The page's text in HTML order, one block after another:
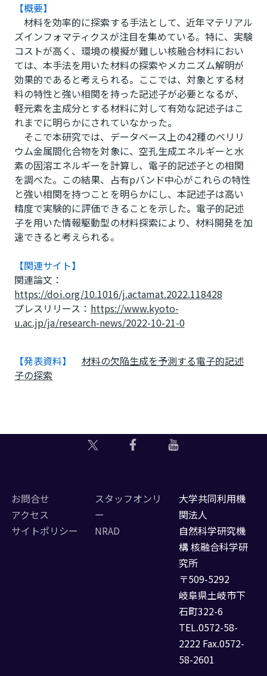
【概要】
材料を効率的に探索する手法として、近年マテリアル
ズインフォマティクスが注目を集めている。特に、実験
コストが高く、環境の模擬が難しい核融合材料におい
ては、本手法を用いた材料の探索やメカニズム解明が
効果的であると考えられる。ここでは、対象とする材
料の特性と強い相関を持った記述子が必要となるが、
軽元素を主成分とする材料に対して有効な記述子はこ
れまでに明らかにされていなかった。
そこで本研究では、データベース上の42種のベリリ
ウム金属間化合物を対象に、空孔生成エネルギーと水
素の固溶エネルギーを計算し、電子的記述子との相関
を調べた。この結果、占有pバンド中心がこれらの特性
と強い相関を持つことを明らかにし、本記述子は高い
精度で実験的に評価できることを示した。電子的記述
子を用いた情報駆動型の材料探索により、材料開発を加
速できると考えられる。
【関連サイト】
関連論文：
https://doi.org/10.1016/j.actamat.2022.118428
プレスリリース： https://www.kyoto-
u.ac.jp/ja/research-news/2022-10-21-0
【発表資料】
材料の欠陥生成を予測する電子的記述
子の探索
お問合せ
アクセス
サイトポリシー
スタッフオンリ
ー
NRAD
大学共同利用機
関法人
自然科学研究機
構 核融合科学研
究所
〒509-5292
岐阜県土岐市下
石町322-6
TEL.0572-58-
2222 Fax.0572-
58-2601